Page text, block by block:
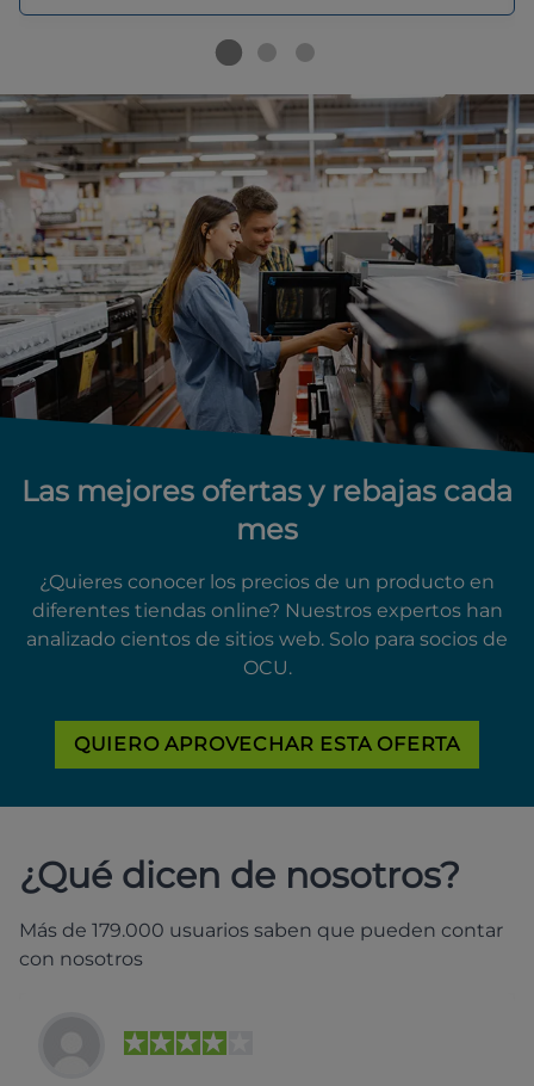
Las mejores ofertas y rebajas cada
mes
¿Quieres conocer los precios de un producto en
diferentes tiendas online? Nuestros expertos han
analizado cientos de sitios web. Solo para socios de
OCU.
QUIERO APROVECHAR ESTA OFERTA
¿Qué dicen de nosotros?
Más de 179.000 usuarios saben que pueden contar
con nosotros